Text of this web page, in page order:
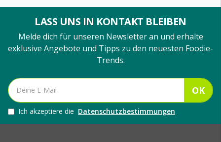
LASS UNS IN KONTAKT BLEIBEN
Melde dich für unseren Newsletter an und erhalte
exklusive Angebote und Tipps zu den neuesten Foodie-
Trends.
OK
Ich akzeptiere die Datenschutzbestimmungen